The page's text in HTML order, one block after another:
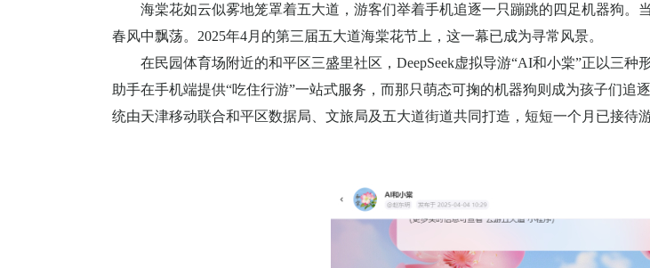
海棠花如云似雾地笼罩着五大道，游客们举着手机追逐一只蹦跳的四足机器狗。
春风中飘荡。 2025年4月的第三届五大道海棠花节上，这一幕已成为寻常风景。
在民园体育场附近的和平区三盛里社区， DeepSeek虚拟导游“AI和小棠”正以三种
助手在手机端提供“吃住行游”一站式服务，而那只萌态可掬的机器狗则成为孩子们追
统由天津移动联合和平区数据局、文旅局及五大道街道共同打造，短短一个月已接待